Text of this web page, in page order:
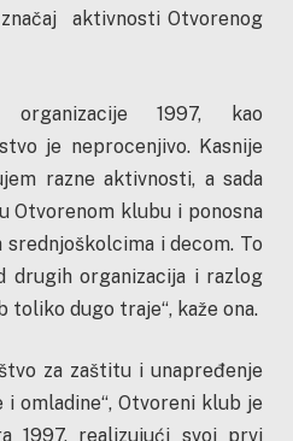
aktivnosti Otvorenog
1997, kao
je neprocenjivo. Kasnije
razne aktivnosti, a sada
Otvorenom klubu i ponosna
i decom. To
drugih organizacija i razlog
dugo traje“, kaže ona.
za zaštitu i unapređenje
omladine“, Otvoreni klub je
1997, realizujući svoj prvi